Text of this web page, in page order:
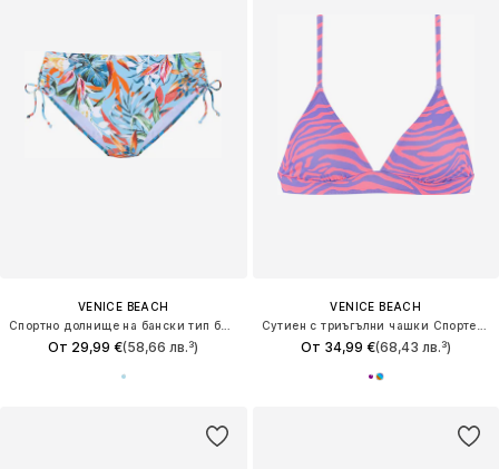
VENICE BEACH
От 29,99 €(58,66 лв.³)
VENICE BEACH
От 34,99 €(68,43 лв.³)